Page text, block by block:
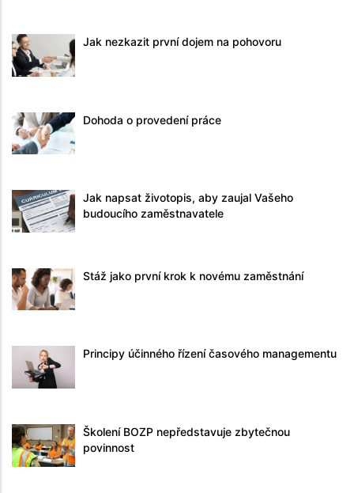
Jak nezkazit první dojem na pohovoru
Dohoda o provedení práce
Jak napsat životopis, aby zaujal Vašeho
budoucího zaměstnavatele
Stáž jako první krok k novému zaměstnání
Principy účinného řízení časového managementu
Školení BOZP nepředstavuje zbytečnou
povinnost